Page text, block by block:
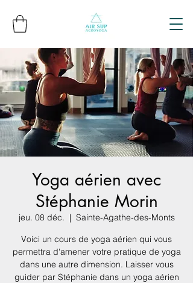
Yoga aérien avec
Stéphanie Morin
jeu. 08 déc.
  |
Sainte-Agathe-des-Monts
Voici un cours de yoga aérien qui vous
permettra d'amener votre pratique de yoga
dans une autre dimension. Laisser vous
guider par Stéphanie dans un yoga aérien